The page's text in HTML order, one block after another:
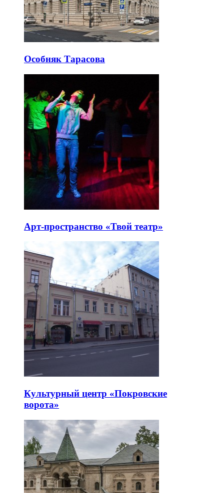
Особняк Тарасова
Арт-пространство «Твой театр»
Культурный центр «Покровские
ворота»